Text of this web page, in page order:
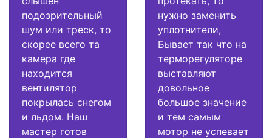
подозрительный
шум или треск, то
скорее всего та
камера где
находится
вентилятор
покрылась снегом
и льдом. Наш
мастер готов
нужно заменить
уплотнители,
Бывает так что на
терморегуляторе
выставляют
довольное
большое значение
и тем самым
мотор не успевает